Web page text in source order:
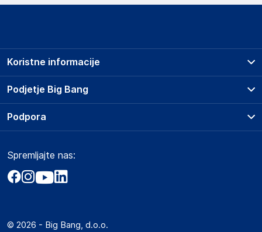
Podjetje Big Bang
O podjetju
Obvestila za javnost
Akt o digitalnih storitvah
Marketplace za partnerje
Koristne informacije
Prodajna mesta
Storitve
Dostava, vnos in odvoz
Zavarovanje izdelkov
Podpora
Marketplace
Kako oddati naročilo?
Spremljajte nas:
© 2026 - Big Bang, d.o.o.